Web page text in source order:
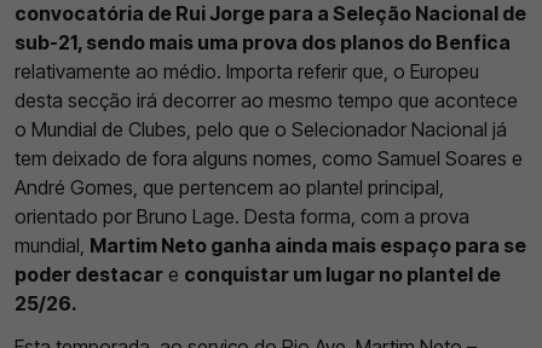
convocatória de Rui Jorge para a Seleção Nacional de
sub-21, sendo mais uma prova dos planos do Benfica
relativamente ao médio. Importa referir que, o Europeu
desta secção irá decorrer ao mesmo tempo que acontece
o Mundial de Clubes, pelo que o Selecionador Nacional já
tem deixado de fora alguns nomes, como Samuel Soares e
André Gomes, que pertencem ao plantel principal,
orientado por Bruno Lage. Desta forma, com a prova
mundial, Martim Neto ganha ainda mais espaço para se
poder destacar e conquistar um lugar no plantel de
25/26.